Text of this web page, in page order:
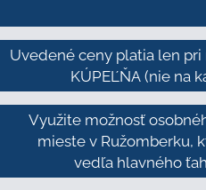
Uvedené ceny platia len pri
KÚPEĽŇA (nie na
Využite možnosť
mieste v Ružomberku,
vedľa hlavného